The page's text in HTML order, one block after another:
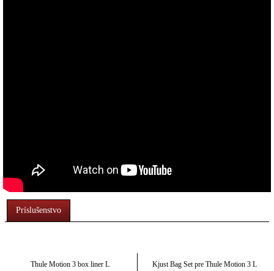
Príslušenstvo
Thule Motion 3 box liner L Kjust Bag Set pre Thule Motion 3 L